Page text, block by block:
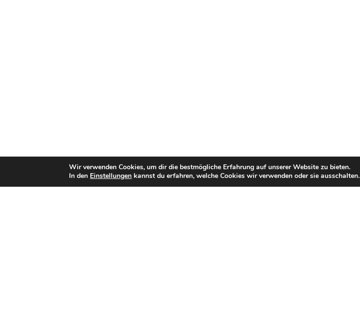
Wir verwenden Cookies, um dir die bestmögliche Erfahrung auf unserer Website zu bieten.
In den Einstellungen kannst du erfahren, welche Cookies wir verwenden oder sie ausschalten.